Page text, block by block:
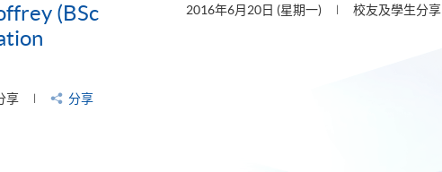
(BSc
享 分享
2016年6月20日 (星期一) 校友及學生分享